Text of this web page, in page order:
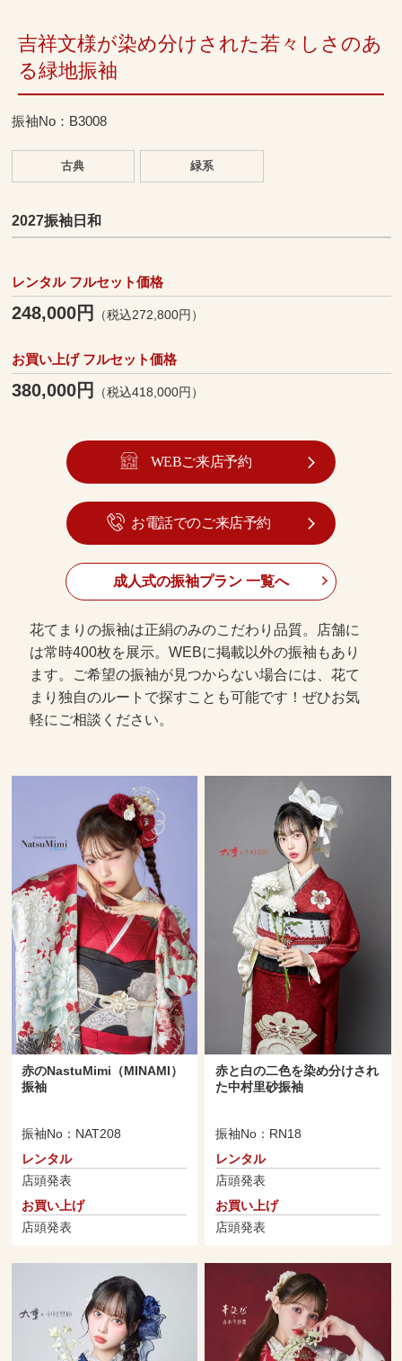
吉祥文様が染め分けされた若々しさのあ
る緑地振袖
振袖No：B3008
古典 緑系
2027振袖日和
レンタル フルセット価格
248,000円 （税込272,800円）
お買い上げ フルセット価格
380,000円 （税込418,000円）
WEBご来店予約
お電話でのご来店予約
成人式の振袖プラン 一覧へ
花てまりの振袖は正絹のみのこだわり品質。店舗に
は常時400枚を展示。WEBに掲載以外の振袖もあり
ます。ご希望の振袖が見つからない場合には、花て
まり独自のルートで探すことも可能です！ぜひお気
軽にご相談ください。
赤のNastuMimi（MINAMI）
振袖
振袖No：NAT208
レンタル
店頭発表
お買い上げ
店頭発表
赤と白の二色を染め分けされ
た中村里砂振袖
振袖No：RN18
レンタル
店頭発表
お買い上げ
店頭発表